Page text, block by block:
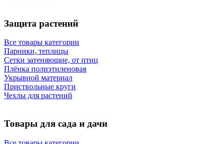
Защита растений
Все товары категории
Парники, теплицы
Сетки затеняющие, от птиц
Плёнка полиэтиленовая
Укрывной материал
Приствольные круги
Чехлы для растений
Товары для сада и дачи